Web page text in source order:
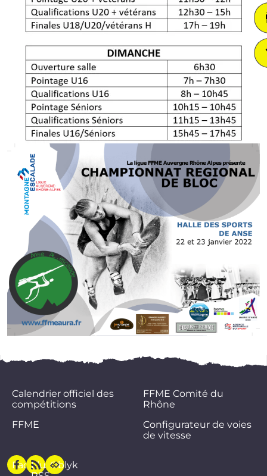
Calendrier officiel des
compétitions
FFME
FFME Comité du
Rhône
Configurateur de voies
de vitesse
Facebook
FluxOblyk